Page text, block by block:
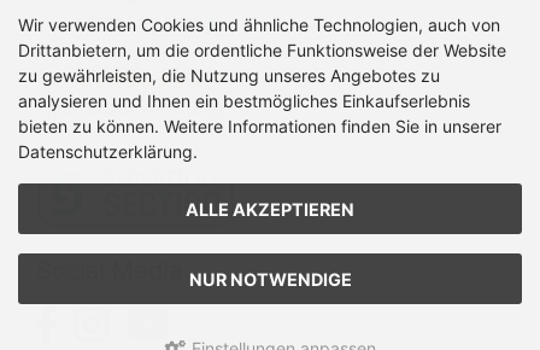
Wir verwenden Cookies und ähnliche Technologien, auch von
Drittanbietern, um die ordentliche Funktionsweise der Website
zu gewährleisten, die Nutzung unseres Angebotes zu
analysieren und Ihnen ein bestmögliches Einkaufserlebnis
bieten zu können. Weitere Informationen finden Sie in unserer
Datenschutzerklärung.
ALLE AKZEPTIEREN
NUR NOTWENDIGE